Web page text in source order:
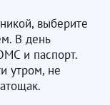
выберите
В день
и паспорт.
утром, не